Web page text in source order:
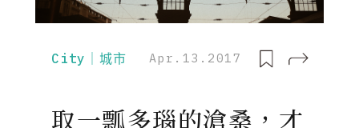
City｜城市 Apr.13.2017
取一瓢多瑙的滄桑，才